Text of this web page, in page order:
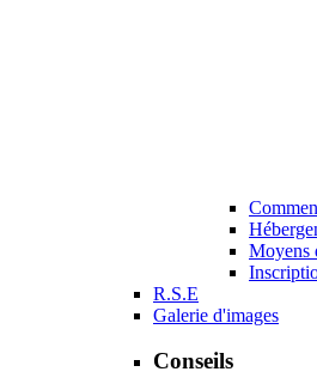
Moyens
R.S.E
Galerie d'images
Conseils